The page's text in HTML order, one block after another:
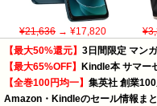
¥21,636→ ¥17,820
【最大50%還元】 3日間限定 マン
【最大65%OFF】 Kindle本 サマー
【全巻100円均一】 集英社 創業
Amazon・Kindleのセール情報ま